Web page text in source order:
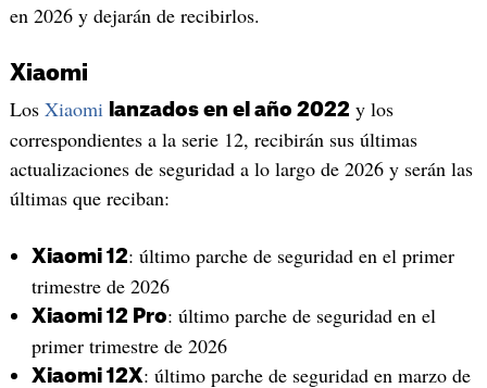
en 2026 y dejarán de recibirlos.
Xiaomi
Los Xiaomi lanzados en el año 2022 y los
correspondientes a la serie 12, recibirán sus últimas
actualizaciones de seguridad a lo largo de 2026 y serán las
últimas que reciban:
Xiaomi 12: último parche de seguridad en el primer
trimestre de 2026
Xiaomi 12 Pro: último parche de seguridad en el
primer trimestre de 2026
Xiaomi 12X: último parche de seguridad en marzo de